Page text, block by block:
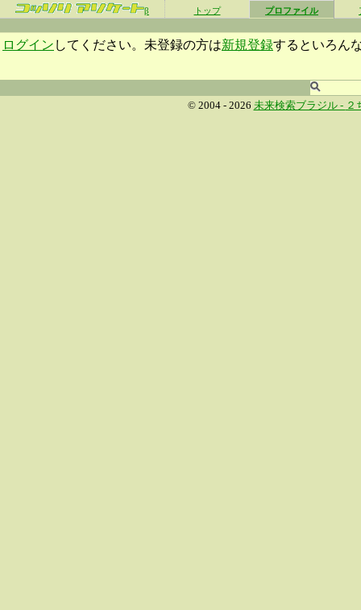
β トップ プロファイル
ログイン してください。未登録の方は新規登録するといろん
© 2004 - 2026 未来検索ブラジル - ２